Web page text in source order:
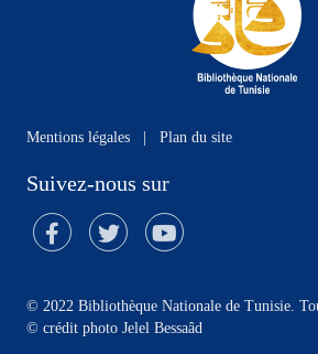
Mentions légales Plan du site
Suivez-nous sur
© 2022 Bibliothèque Nationale de Tunisie.
© crédit photo Jelel Bessaâd